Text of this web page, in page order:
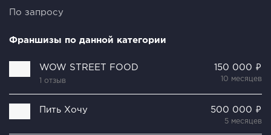
По запросу
Франшизы по данной категории
WOW STREET FOOD
1 отзыв
150 000 ₽
10 месяцев
Пить Хочу 500 000 ₽
5 месяцев